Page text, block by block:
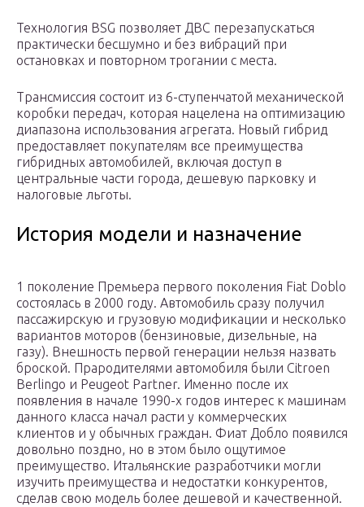
Технология BSG позволяет ДВС перезапускаться
практически бесшумно и без вибраций при
остановках и повторном трогании с места.
Трансмиссия состоит из 6-ступенчатой механической
коробки передач, которая нацелена на оптимизацию
диапазона использования агрегата. Новый гибрид
предоставляет покупателям все преимущества
гибридных автомобилей, включая доступ в
центральные части города, дешевую парковку и
налоговые льготы.
История модели и назначение
1 поколение Премьера первого поколения Fiat Doblo
состоялась в 2000 году. Автомобиль сразу получил
пассажирскую и грузовую модификации и несколько
вариантов моторов (бензиновые, дизельные, на
газу). Внешность первой генерации нельзя назвать
броской. Прародителями автомобиля были Citroеn
Berlingo и Peugeot Partner. Именно после их
появления в начале 1990-х годов интерес к машинам
данного класса начал расти у коммерческих
клиентов и у обычных граждан. Фиат Добло появился
довольно поздно, но в этом было ощутимое
преимущество. Итальянские разработчики могли
изучить преимущества и недостатки конкурентов,
сделав свою модель более дешевой и качественной.